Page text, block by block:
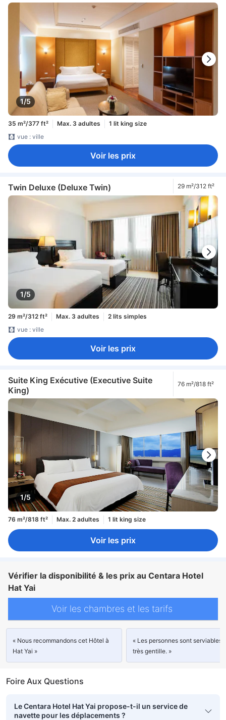
1/5
35 m²/377 ft² Max. 3 adultes
1 lit king size
vue : ville
Voir les prix
Twin Deluxe (Deluxe Twin) 29 m²/312 ft²
1/5
29 m²/312 ft² Max. 3 adultes
2 lits simples
vue : ville
Voir les prix
Suite King Exécutive (Executive Suite
King)
76 m²/818 ft²
1/5
76 m²/818 ft² Max. 2 adultes 1 lit king size
Voir les prix
Vérifier la disponibilité & les prix au Centara Hotel
Hat Yai
Voir les chambres et les tarifs
« Nous recommandons cet Hôtel à
Hat Yai »
« Les personnes sont serviables
très gentille. »
Foire Aux Questions
Le Centara Hotel Hat Yai propose-t-il un service de
navette pour les déplacements ?